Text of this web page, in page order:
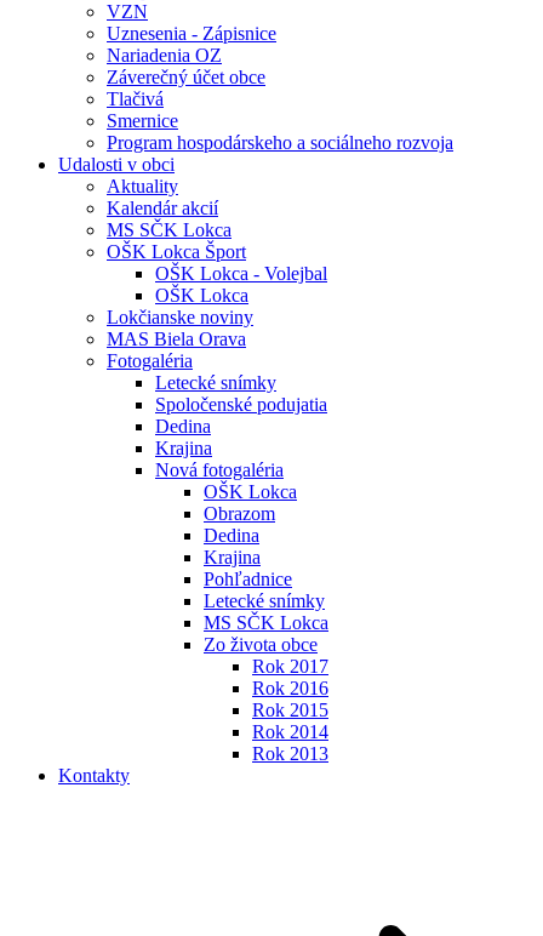
VZN
Uznesenia - Zápisnice
Nariadenia OZ
Záverečný účet obce
Tlačivá
Smernice
Program hospodárskeho a sociálneho rozvoja
Udalosti v obci
Aktuality
Kalendár akcií
MS SČK Lokca
OŠK Lokca Šport
OŠK Lokca - Volejbal
OŠK Lokca
Lokčianske noviny
MAS Biela Orava
Fotogaléria
Letecké snímky
Spoločenské podujatia
Dedina
Krajina
Nová fotogaléria
OŠK Lokca
Obrazom
Dedina
Krajina
Pohľadnice
Letecké snímky
MS SČK Lokca
Zo života obce
Rok 2017
Rok 2016
Rok 2015
Rok 2014
Rok 2013
Kontakty